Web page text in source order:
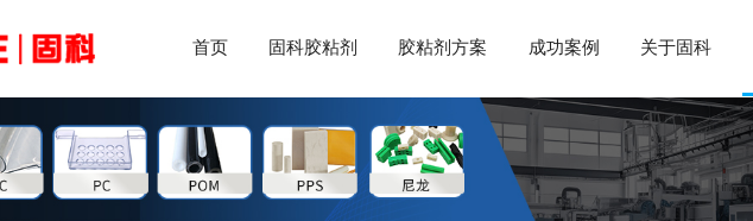
首页 固科胶粘剂 胶粘剂方案 成功案例 关于固科